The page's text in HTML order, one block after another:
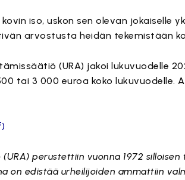
iso, uskon sen olevan jokaiselle
arvostusta heidän tekemistään
(URA) jakoi lukuvuodelle
tai 3 000 euroa koko lukuvuodelle.
perustettiin vuonna 1972
on edistää urheilijoiden ammattiin